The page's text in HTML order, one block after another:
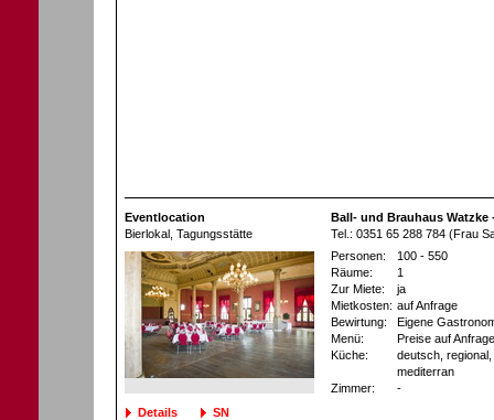
Eventlocation
Bierlokal , Tagungsstätte
Ball- und Brauhaus Watzke
Tel.: 0351 65 288 784 (Frau
Details SN
Personen:
100 - 550
Räume:
1
Zur Miete:
ja
Mietkosten: auf Anfrage
Bewirtung:
Eigene
Menü:
Preise auf Anfrage
Küche:
deutsch,
mediterran
Zimmer:
-